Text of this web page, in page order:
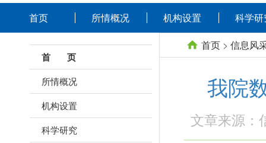
首页 所情概况 机构设置 科学
首 页
所情概况
机构设置
科学研究
首页 > 信息风
我院
文章来源：